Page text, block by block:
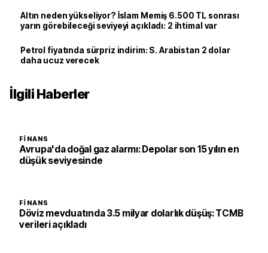
Altın neden yükseliyor? İslam Memiş 6.500 TL sonrası
yarın görebileceği seviyeyi açıkladı: 2 ihtimal var
Petrol fiyatında sürpriz indirim: S. Arabistan 2 dolar
daha ucuz verecek
İlgili Haberler
FINANS
Avrupa'da doğal gaz alarmı: Depolar son 15 yılın en
düşük seviyesinde
FINANS
Döviz mevduatında 3.5 milyar dolarlık düşüş: TCMB
verileri açıkladı